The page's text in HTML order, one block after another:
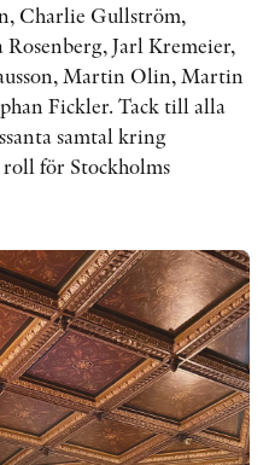
KONTAKT
PRESSKONTAKT
PEER REVIEW-PROCESSEN
Charlie Gullström,
Jarl Kremeier,
Martin Olin, Martin
Fickler. Tack till alla
samtal kring
för Stockholms